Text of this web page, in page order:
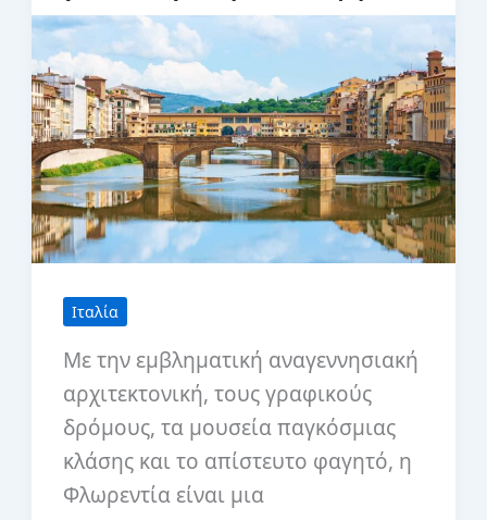
Φλωρεντία
Ιταλία
Με την εμβληματική αναγεννησιακή
αρχιτεκτονική, τους γραφικούς
δρόμους, τα μουσεία παγκόσμιας
κλάσης και το απίστευτο φαγητό, η
Φλωρεντία είναι μια